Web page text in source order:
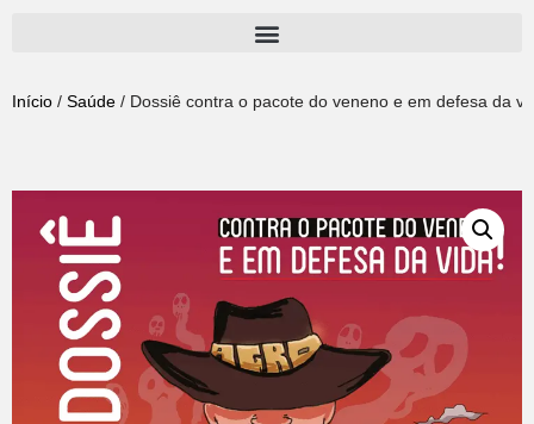
para
Início / Saúde / Dossiê contra o pacote do veneno e em defesa da